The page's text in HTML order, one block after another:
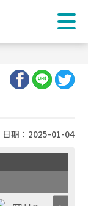
日期：2025-01-04